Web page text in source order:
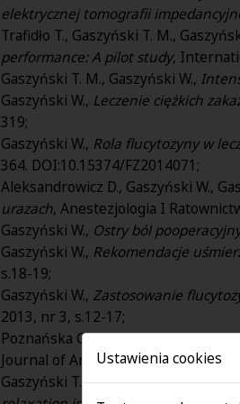
elektrycznej tomografii
Trafidło T., Gaszyński T. M.,
performance: A pilot study,
Gaszyński T. M., Gaszyński W.,
Gaszyński W., Leczenie ciężkich
319;
Gaszyński W., Rola flucytozyny w
364. DOI:10.15374/FZ2014071;
Aleksandrowicz D., Gaszyński W.,
urazach, Anestezjologia I
Gaszyński W., Ostry ból
Gaszyński W., Rekomendacje
s.18-19;
Gaszyński W., Zastosowanie
2013, nr 3, s.12-17;
Poznańska G., Grzelak P.,
Journal of Anaesthesiology, 2013,
Gaszyński T., Szewczyk T.,
Ustawienia cookies